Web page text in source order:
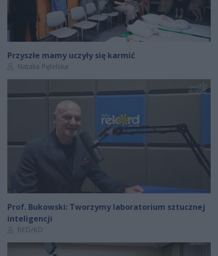
Przyszłe mamy uczyły się karmić
Autor artykułu:
Natalia Pętelska
Prof. Bukowski: Tworzymy laboratorium sztucznej
inteligencji
Autor artykułu:
RED/KD